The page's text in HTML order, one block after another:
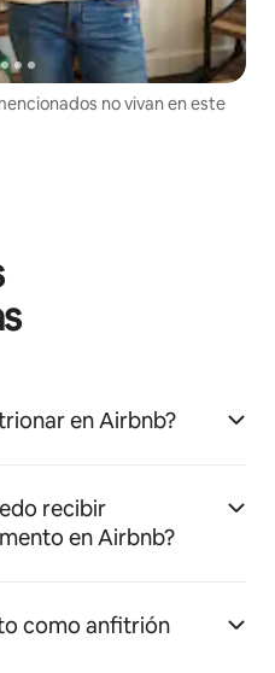
no vivan en este
en Airbnb?
recibir
en Airbnb?
como anfitrión